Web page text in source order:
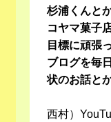
杉浦くんと
コヤマ菓子
目標に頑張
ブログを毎
状のお話と
西村）